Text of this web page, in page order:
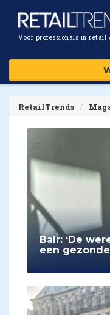
Voor professionals in retail
RetailTrends
Balr: ‘De
een